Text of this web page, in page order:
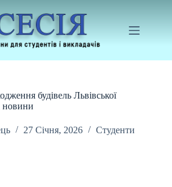
будівель Львівської
новини
27 Січня, 2026 Студенти